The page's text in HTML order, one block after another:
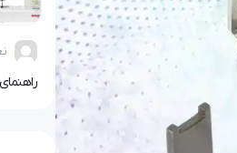
بهترین برند چرخ خیاطی صنعتی در ایران؛ مقایسه جک، زوجی، سیروبا و استرانگ